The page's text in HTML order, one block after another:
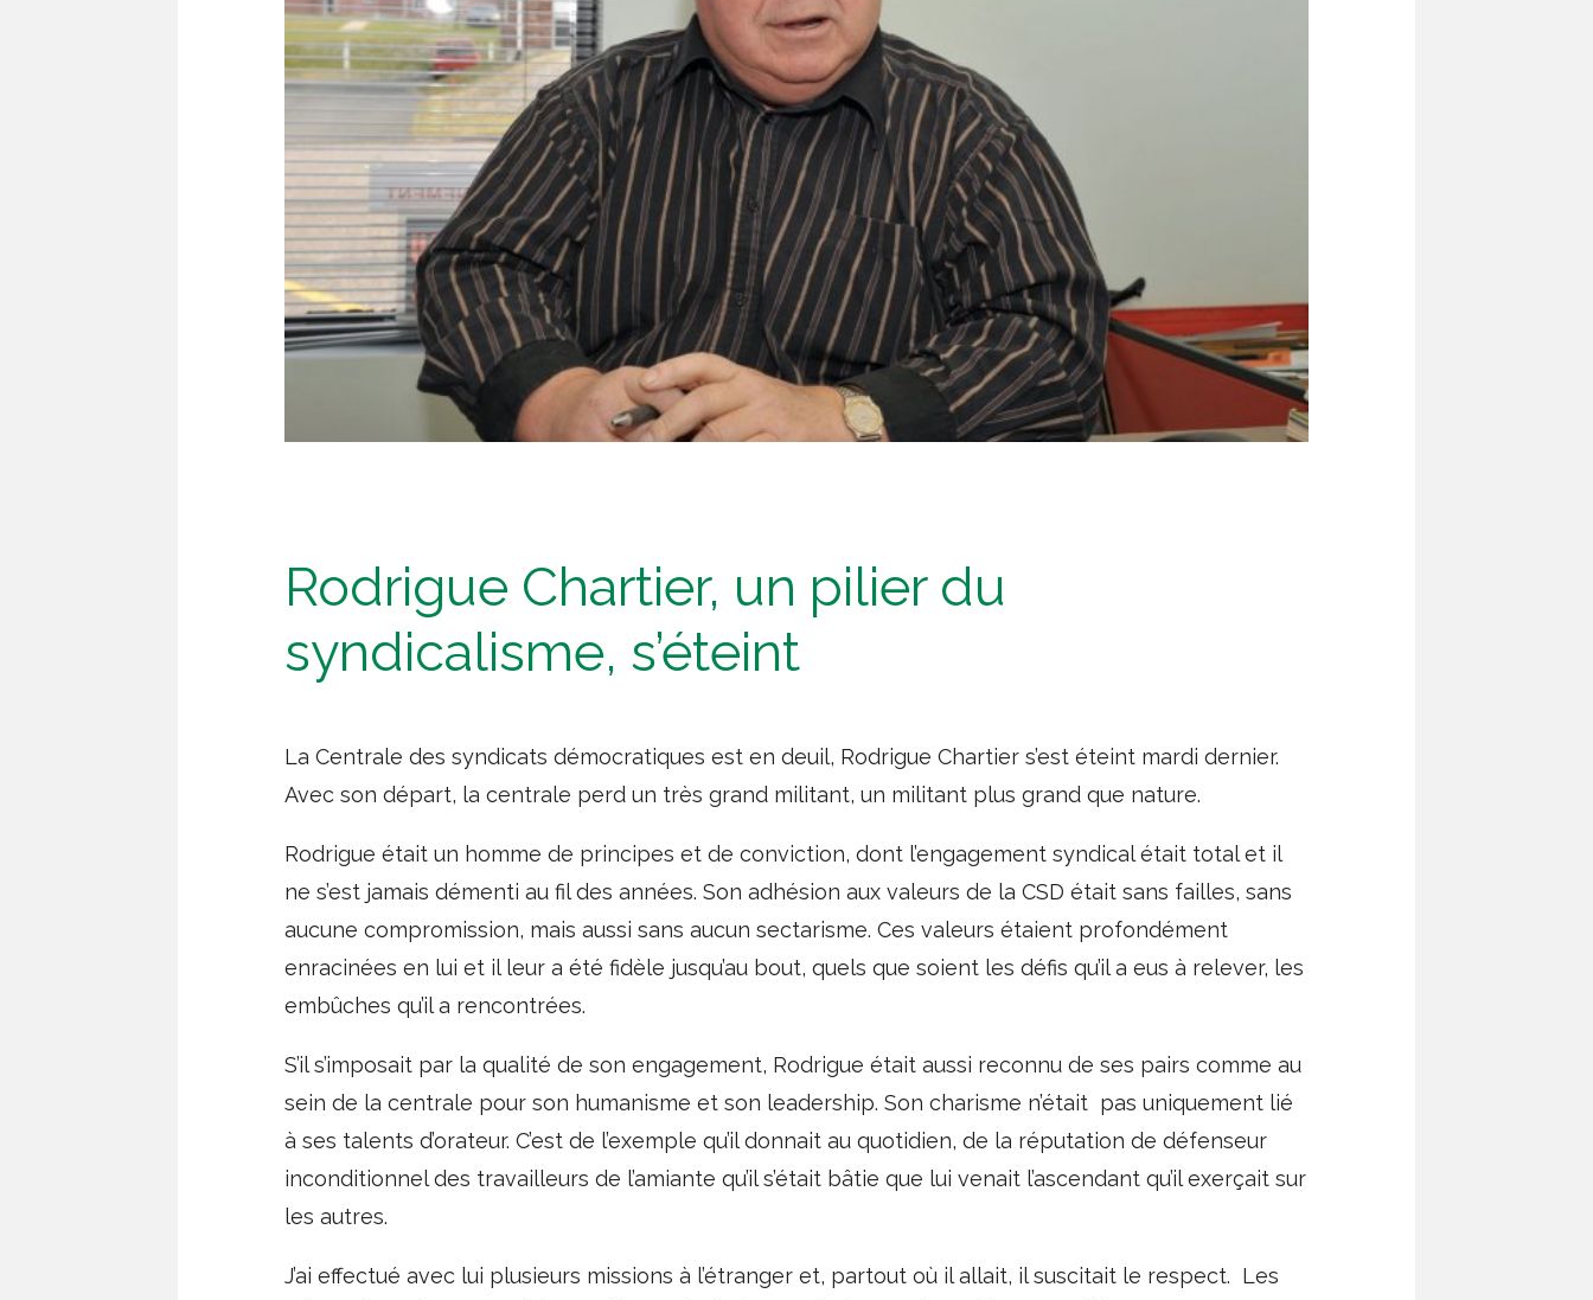
Rodrigue Chartier, un pilier du
syndicalisme, s’éteint
La Centrale des syndicats démocratiques est en deuil, Rodrigue Chartier s’est éteint mardi dernier.
Avec son départ, la centrale perd un très grand militant, un militant plus grand que nature.
Rodrigue était un homme de principes et de conviction, dont l’engagement syndical était total et il
ne s’est jamais démenti au fil des années. Son adhésion aux valeurs de la CSD était sans failles, sans
aucune compromission, mais aussi sans aucun sectarisme. Ces valeurs étaient profondément
enracinées en lui et il leur a été fidèle jusqu’au bout, quels que soient les défis qu’il a eus à relever, les
embûches qu’il a rencontrées.
S’il s’imposait par la qualité de son engagement, Rodrigue était aussi reconnu de ses pairs comme au
sein de la centrale pour son humanisme et son leadership. Son charisme n’était pas uniquement lié
à ses talents d’orateur. C’est de l’exemple qu’il donnait au quotidien, de la réputation de défenseur
inconditionnel des travailleurs de l’amiante qu’il s’était bâtie que lui venait l’ascendant qu’il exerçait sur
les autres.
J’ai effectué avec lui plusieurs missions à l’étranger et, partout où il allait, il suscitait le respect. Les